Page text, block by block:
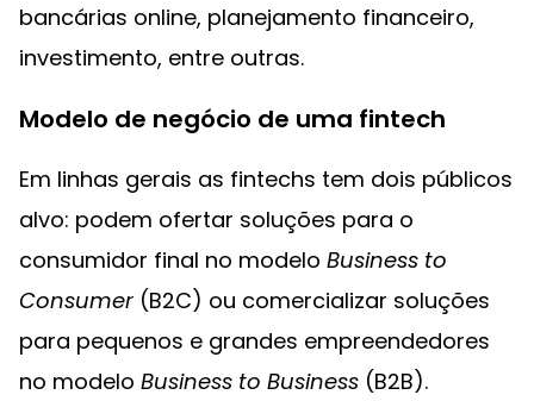
bancárias online, planejamento financeiro,
investimento, entre outras.
Modelo de negócio de uma fintech
Em linhas gerais as fintechs tem dois públicos
alvo: podem ofertar soluções para o
consumidor final no modelo Business to
Consumer (B2C) ou comercializar soluções
para pequenos e grandes empreendedores
no modelo Business to Business (B2B).